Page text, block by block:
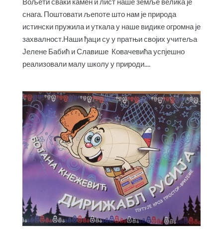
снага. Поштовати љепоте што нам је природа
истински пружила и уткала у наше видике огромна је
захвалност.Наши ђаци су у пратњи својих учитеља
Јелене Бабић и Славише Ковачевића успјешно
реализовали малу школу у природи....